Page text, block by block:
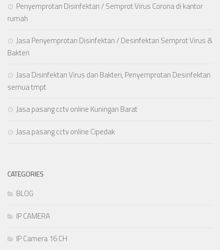
Penyemprotan Disinfektan / Semprot Virus Corona di kantor
rumah
Jasa Penyemprotan Disinfektan / Desinfektan Semprot Virus &
Bakteri
Jasa Disinfektan Virus dan Bakteri, Penyemprotan Desinfektan
semua tmpt
Jasa pasang cctv online Kuningan Barat
Jasa pasang cctv online Cipedak
CATEGORIES
BLOG
IP CAMERA
IP Camera 16 CH